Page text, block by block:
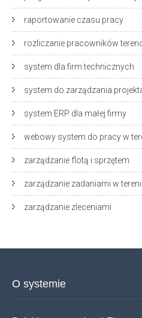
raportowanie czasu pracy
rozliczanie pracowników
system dla firm technicznych
system do zarządzania
system ERP dla małej firmy
webowy system do pracy w
zarządzanie flotą i sprzętem
zarządzanie zadaniami w
zarządzanie zleceniami
O systemie